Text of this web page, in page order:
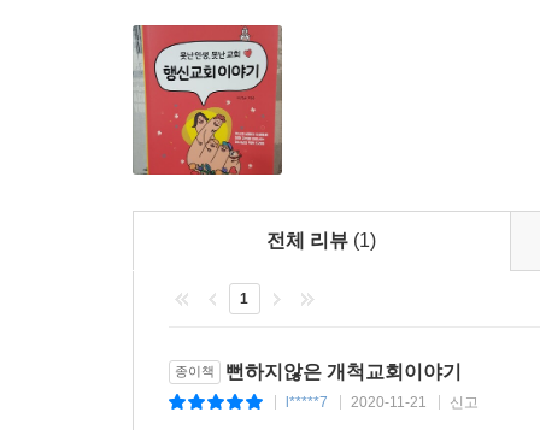
전체 리뷰 (1)
1
종이책 뻔하지않은 개척교회이야기
l*****7 2020-11-21 신고